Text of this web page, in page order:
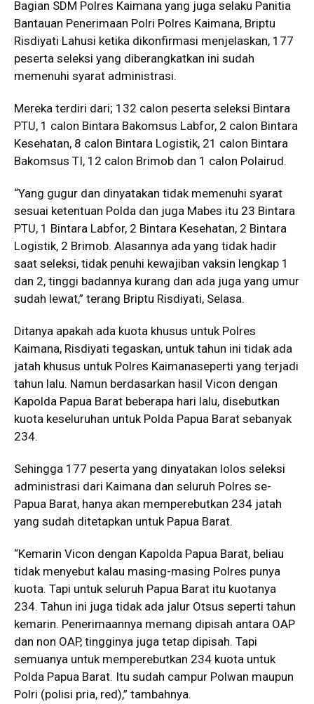
Bagian SDM Polres Kaimana yang juga selaku Panitia
Bantauan Penerimaan Polri Polres Kaimana, Briptu
Risdiyati Lahusi ketika dikonfirmasi menjelaskan, 177
peserta seleksi yang diberangkatkan ini sudah
memenuhi syarat administrasi.
Mereka terdiri dari; 132 calon peserta seleksi Bintara
PTU, 1 calon Bintara Bakomsus Labfor, 2 calon Bintara
Kesehatan, 8 calon Bintara Logistik, 21 calon Bintara
Bakomsus TI, 12 calon Brimob dan 1 calon Polairud.
“Yang gugur dan dinyatakan tidak memenuhi syarat
sesuai ketentuan Polda dan juga Mabes itu 23 Bintara
PTU, 1 Bintara Labfor, 2 Bintara Kesehatan, 2 Bintara
Logistik, 2 Brimob. Alasannya ada yang tidak hadir
saat seleksi, tidak penuhi kewajiban vaksin lengkap 1
dan 2, tinggi badannya kurang dan ada juga yang umur
sudah lewat,” terang Briptu Risdiyati, Selasa.
Ditanya apakah ada kuota khusus untuk Polres
Kaimana, Risdiyati tegaskan, untuk tahun ini tidak ada
jatah khusus untuk Polres Kaimanaseperti yang terjadi
tahun lalu. Namun berdasarkan hasil Vicon dengan
Kapolda Papua Barat beberapa hari lalu, disebutkan
kuota keseluruhan untuk Polda Papua Barat sebanyak
234.
Sehingga 177 peserta yang dinyatakan lolos seleksi
administrasi dari Kaimana dan seluruh Polres se-
Papua Barat, hanya akan memperebutkan 234 jatah
yang sudah ditetapkan untuk Papua Barat.
“Kemarin Vicon dengan Kapolda Papua Barat, beliau
tidak menyebut kalau masing-masing Polres punya
kuota. Tapi untuk seluruh Papua Barat itu kuotanya
234. Tahun ini juga tidak ada jalur Otsus seperti tahun
kemarin. Penerimaannya memang dipisah antara OAP
dan non OAP, tingginya juga tetap dipisah. Tapi
semuanya untuk memperebutkan 234 kuota untuk
Polda Papua Barat. Itu sudah campur Polwan maupun
Polri (polisi pria, red),” tambahnya.